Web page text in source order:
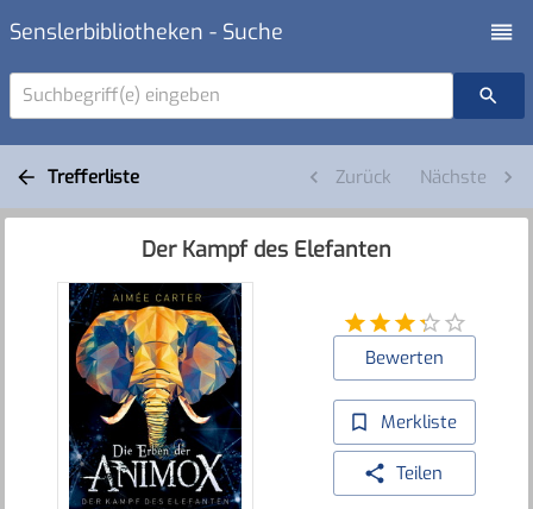
Senslerbibliotheken - Suche
Suchbegriff(e) eingeben
Trefferliste Zurück Nächste
Der Kampf des Elefanten
Bewerten
Merkliste
Teilen